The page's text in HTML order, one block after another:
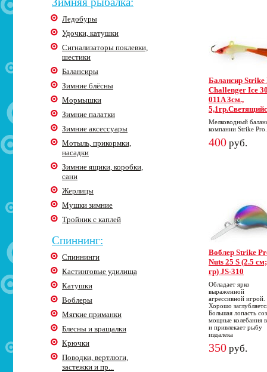
Ледобуры
Удочки, катушки
Сигнализаторы поклевки,
шестики
Балансиры
Зимние блёсны
Мормышки
Зимние палатки
Зимние аксессуары
Мотыль, прикормки,
насадки
Зимние ящики, коробки,
сани
Жерлицы
Мушки зимние
Тройник с каплей
Спиннинг:
Спиннинги
Кастинговые удилища
Катушки
Воблеры
Мягкие приманки
Блесны и вращалки
Крючки
Поводки, вертлюги,
застежки и пр...
Балансир Strike
Challenger Ice
011A 3cм.,
Мелководный
компании Strike Pro.
400 руб.
Воблер Strike
Nuts 25 S (2.5
гр) JS-310
Обладает ярко
выраженной
агрессивной игрой.
Хорошо
Большая лопасть
мощные колебания
и привлекает рыбу
издалека
350 руб.